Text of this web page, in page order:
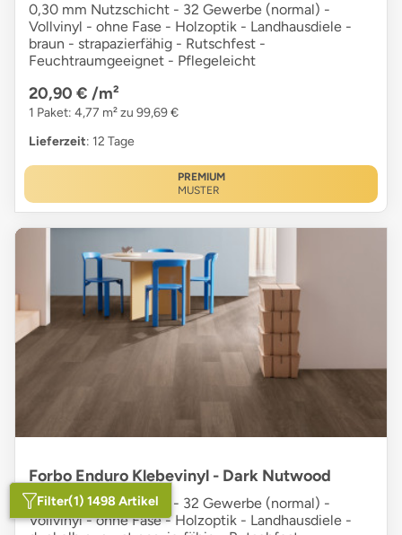
0,30 mm Nutzschicht - 32 Gewerbe (normal) -
Vollvinyl - ohne Fase - Holzoptik - Landhausdiele -
braun - strapazierfähig - Rutschfest -
Feuchtraumgeeignet - Pflegeleicht
20,90 € /m²
1 Paket: 4,77 m² zu 99,69 €
Lieferzeit: 12 Tage
PREMIUM
MUSTER
Forbo Enduro Klebevinyl - Dark Nutwood
0,30 mm Nutzschicht - 32 Gewerbe (normal) -
Vollvinyl - ohne Fase - Holzoptik - Landhausdiele -
Filter(1) 1498 Artikel